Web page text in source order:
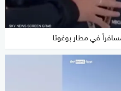
في مطار بوغوتا